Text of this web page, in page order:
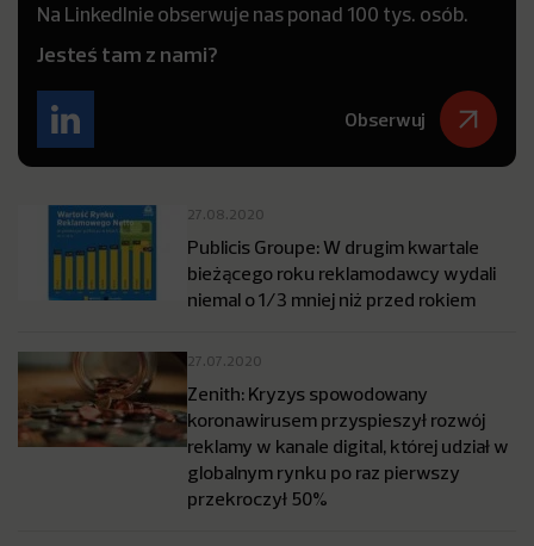
Na LinkedInie obserwuje nas ponad 100 tys. osób.
Jesteś tam z nami?
Obserwuj
27.08.2020
Publicis Groupe: W drugim kwartale
bieżącego roku reklamodawcy wydali
niemal o 1/3 mniej niż przed rokiem
27.07.2020
Zenith: Kryzys spowodowany
koronawirusem przyspieszył rozwój
reklamy w kanale digital, której udział w
globalnym rynku po raz pierwszy
przekroczył 50%